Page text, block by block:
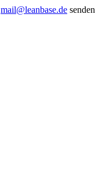
mail@leanbase.de senden